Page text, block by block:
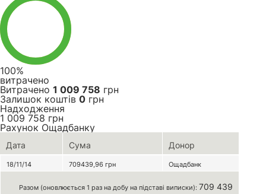
100%
витрачено
Витрачено 1 009 758 грн
Залишок коштів 0 грн
Надходження
1 009 758 грн
Рахунок Ощадбанку
Дата Сума Донор
18/11/14 709439,96 грн Ощадбанк
Разом (оновлюється 1 раз на добу на підставі виписки): 709 439